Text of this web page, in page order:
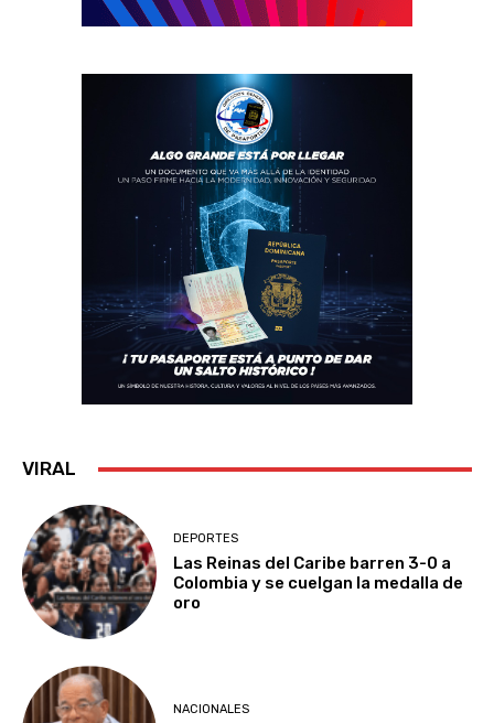
VIRAL
DEPORTES
Las Reinas del Caribe barren 3-0 a
Colombia y se cuelgan la medalla de
oro
NACIONALES